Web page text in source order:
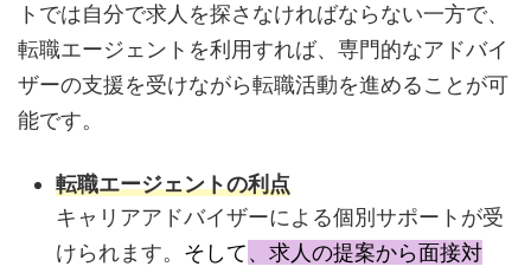
トでは自分で求人を探さなければならない一方で、
転職エージェントを利用すれば、専門的なアドバイ
ザーの支援を受けながら転職活動を進めることが可
能です。
転職エージェントの利点
キャリアアドバイザーによる個別サポートが受
けられます。 そして、求人の提案から面接対